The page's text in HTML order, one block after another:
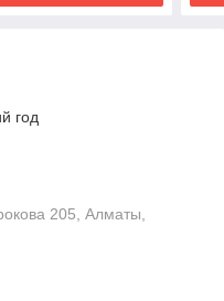
год
205, Алматы,